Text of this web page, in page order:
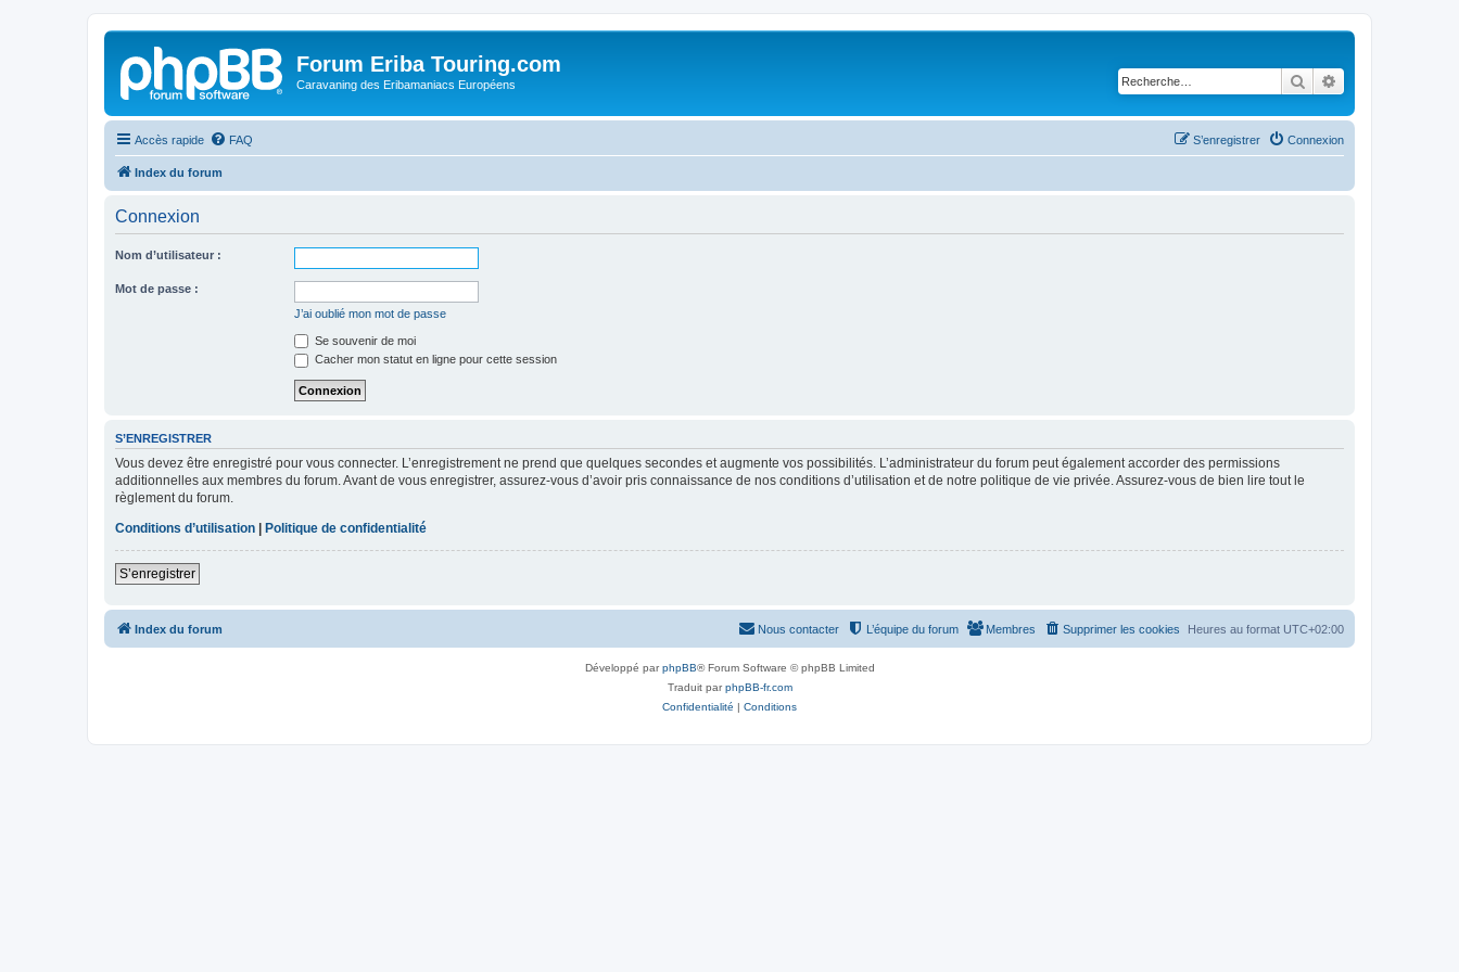
Forum Eriba Touring.com
Caravaning des Eribamaniacs Européens Rechercher
Accès rapide FAQ Connexion
S’enregistrer
Index du forum
Connexion
Nom d’utilisateur :
Mot de passe :
J’ai oublié mon mot de passe
Se souvenir de moi
Cacher mon statut en ligne pour cette session
S’ENREGISTRER
Vous devez être enregistré pour vous connecter. L’enregistrement ne prend que quelques secondes et augmente vos possibilités. L’administrateur du forum peut également accorder des permissions
additionnelles aux membres du forum. Avant de vous enregistrer, assurez-vous d’avoir pris connaissance de nos conditions d’utilisation et de notre politique de vie privée. Assurez-vous de bien lire tout le
règlement du forum.
Conditions d’utilisation
Politique de confidentialité
S’enregistrer
Index du forum Heures au format UTC+02:00
Supprimer les cookies
Membres
L’équipe du forum
Nous contacter
Développé parphpBB® Forum Software © phpBB Limited
Traduit parphpBB-fr.com
Confidentialité | Conditions